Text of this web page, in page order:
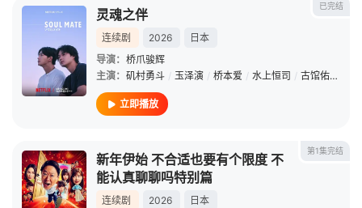
已完结
灵魂之伴
连续剧 2026
日本
导演： 桥爪骏辉
主演： 矶村勇斗 / 玉泽演 / 桥本爱 / 水上恒司 / 古馆佑太郎
立即播放
第1集完结
新年伊始 不合适也要有个限度 不
能认真聊聊吗特别篇
连续剧 2026
日本